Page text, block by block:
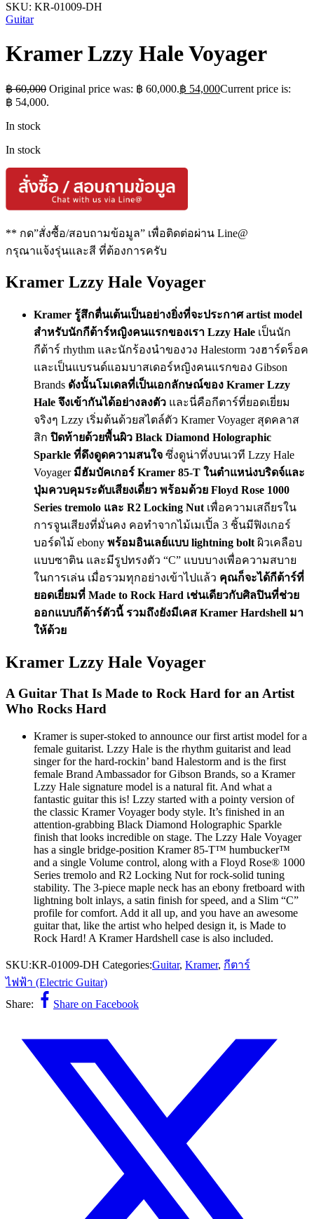
SKU: KR-01009-DH
Guitar
Kramer Lzzy Hale Voyager
฿60,000 Original price was: ฿ 60,000.฿ 54,000Current price is:
฿ 54,000.
In stock
In stock
** กด”สั่งซื้อ/สอบถามข้อมูล” เพื่อติดต่อผ่าน Line@
กรุณาแจ้งรุ่นและสี ที่ต้องการครับ
Kramer Lzzy Hale Voyager
Kramer รู้สึกตื่นเต้นเป็นอย่างยิ่งที่จะประกาศ artist model
สำหรับนักกีต้าร์หญิงคนแรกของเรา Lzzy Hale เป็นนัก
กีต้าร์ rhythm และนักร้องนำของวง Halestorm วงฮาร์ดร็อค
และเป็นแบรนด์แอมบาสเดอร์หญิงคนแรกของ Gibson
Brands ดังนั้นโมเดลที่เป็นเอกลักษณ์ของ Kramer Lzzy
Hale จึงเข้ากันได้อย่างลงตัว และนี่คือกีตาร์ที่ยอดเยี่ยม
จริงๆ Lzzy เริ่มต้นด้วยสไตล์ตัว Kramer Voyager สุดคลาส
สิก ปิดท้ายด้วยพื้นผิว Black Diamond Holographic
Sparkle ที่ดึงดูดความสนใจ ซึ่งดูน่าทึ่งบนเวที Lzzy Hale
Voyagerมีฮัมบัคเกอร์ Kramer 85-T ในตำแหน่งบริดจ์และ
ปุ่มควบคุมระดับเสียงเดี่ยว พร้อมด้วย Floyd Rose 1000
Series tremolo และ R2 Locking Nut เพื่อความเสถียรใน
การจูนเสียงที่มั่นคง คอทำจากไม้เมเปิ้ล 3 ชิ้นมีฟิงเกอร์
บอร์ดไม้ ebony พร้อมอินเลย์แบบ lightning bolt ผิวเคลือบ
แบบซาติน และมีรูปทรงตัว “C” แบบบางเพื่อความสบาย
ในการเล่น เมื่อรวมทุกอย่างเข้าไปแล้ว คุณก็จะได้กีต้าร์ที่
ยอดเยี่ยมที่ Made to Rock Hard เช่นเดียวกับศิลปินที่ช่วย
ออกแบบกีต้าร์ตัวนี้ รวมถึงยังมีเคส Kramer Hardshell มา
ให้ด้วย
Kramer Lzzy Hale Voyager
A Guitar That Is Made to Rock Hard for an Artist
Who Rocks Hard
Kramer is super-stoked to announce our first artist model for a
female guitarist. Lzzy Hale is the rhythm guitarist and lead
singer for the hard-rockin’ band Halestorm and is the first
female Brand Ambassador for Gibson Brands, so a Kramer
Lzzy Hale signature model is a natural fit. And what a
fantastic guitar this is! Lzzy started with a pointy version of
the classic Kramer Voyager body style. It’s finished in an
attention-grabbing Black Diamond Holographic Sparkle
finish that looks incredible on stage. The Lzzy Hale Voyager
has a single bridge-position Kramer 85-T™ humbucker™
and a single Volume control, along with a Floyd Rose® 1000
Series tremolo and R2 Locking Nut for rock-solid tuning
stability. The 3-piece maple neck has an ebony fretboard with
lightning bolt inlays, a satin finish for speed, and a Slim “C”
profile for comfort. Add it all up, and you have an awesome
guitar that, like the artist who helped design it, is Made to
Rock Hard! A Kramer Hardshell case is also included.
SKU:KR-01009-DH Categories:Guitar, Kramer, กีตาร์
ไฟฟ้า (Electric Guitar)
Share:
Share on Facebook